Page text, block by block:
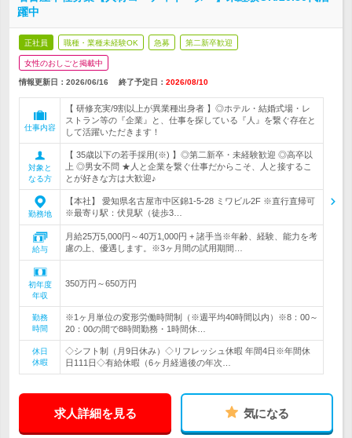
躍中
正社員 職種・業種未経験OK 急募 第二新卒歓迎
女性のおしごと掲載中
情報更新日：2026/06/16 終了予定日： 2026/08/10
仕事内容
【 研修充実/9割以上が異業種出身者 】◎ホテル・結婚式場・レ
ストラン等の『企業』と、仕事を探している『人』を繋ぐ存在と
して活躍いただきます！
対象と
なる方
【 35歳以下の若手採用(※) 】◎第二新卒・未経験歓迎 ◎高卒以
上 ◎男女不問 ★人と企業を繋ぐ仕事だからこそ、人と接するこ
とが好きな方は大歓迎♪
勤務地
【本社】 愛知県名古屋市中区錦1-5-28 ミワビル2F ※直行直帰可
※最寄り駅：伏見駅（徒歩3…
給与
月給25万5,000円～40万1,000円 + 諸手当※年齢、経験、能力を考
慮の上、優遇します。※3ヶ月間の試用期間…
初年度
年収
350万円～650万円
勤務
時間
※1ヶ月単位の変形労働時間制（※週平均40時間以内）※8：00～
20：00の間で8時間勤務・1時間休…
休日
休暇
◇シフト制（月9日休み）◇リフレッシュ休暇 年間4日※年間休
日111日◇有給休暇（6ヶ月経過後の年次…
求人詳細を見る 気になる